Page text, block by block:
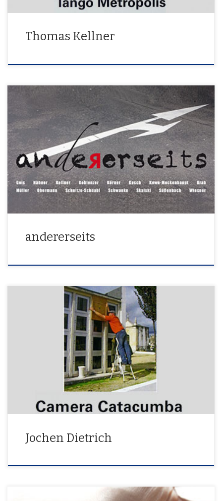
Thomas Kellner
22. 05. – 12. 06. 2016
andererseits
Camera Catacumba
Jochen Dietrich